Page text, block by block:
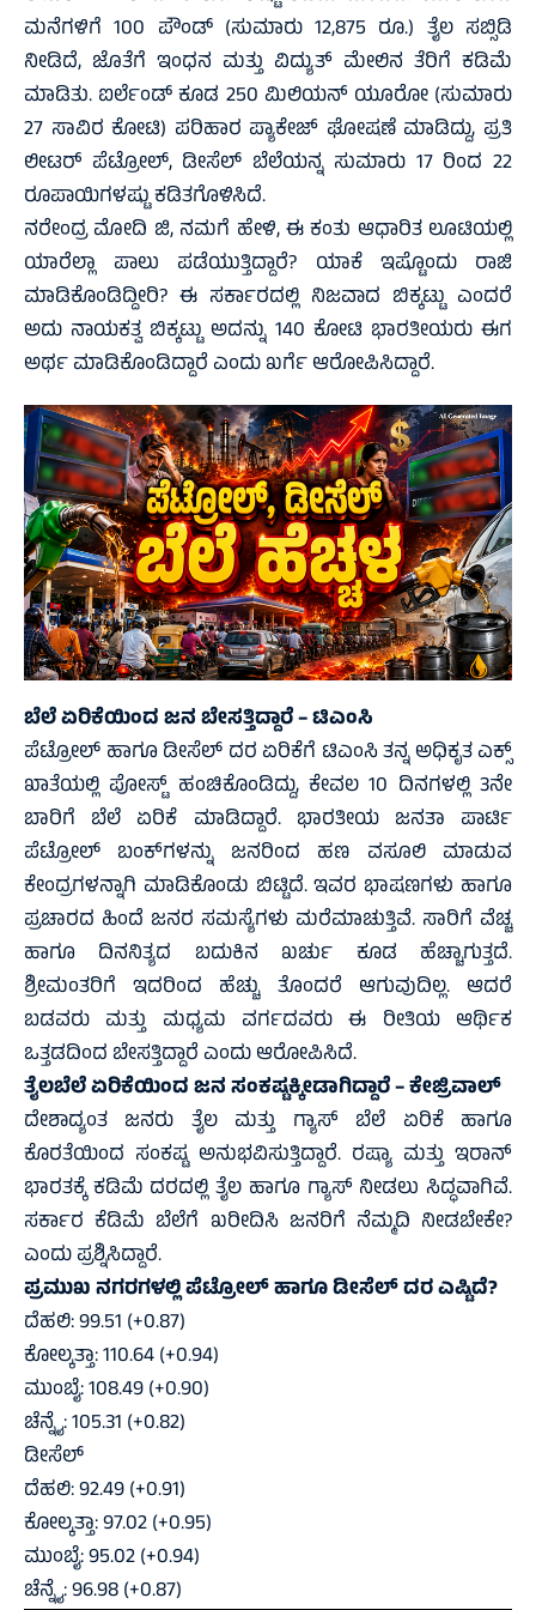
ಮನೆಗಳಿಗೆ 100 ಪೌಂಡ್‌ (ಸುಮಾರು 12,875 ರೂ.) ತೈಲ ಸಬ್ಸಿಡಿ
ನೀಡಿದೆ, ಜೊತೆಗೆ ಇಂಧನ ಮತ್ತು ವಿದ್ಯುತ್ ಮೇಲಿನ ತೆರಿಗೆ ಕಡಿಮೆ
ಮಾಡಿತು. ಐರ್ಲೆಂಡ್‌ ಕೂಡ 250 ಮಿಲಿಯನ್‌ ಯೂರೋ (ಸುಮಾರು
27 ಸಾವಿರ ಕೋಟಿ) ಪರಿಹಾರ ಪ್ಯಾಕೇಜ್‌ ಘೋಷಣೆ ಮಾಡಿದ್ದು, ಪ್ರತಿ
ಲೀಟರ್‌ ಪೆಟ್ರೋಲ್‌, ಡೀಸೆಲ್‌ ಬೆಲೆಯನ್ನ ಸುಮಾರು 17 ರಿಂದ 22
ರೂಪಾಯಿಗಳಷ್ಟು ಕಡಿತಗೊಳಿಸಿದೆ.
ನರೇಂದ್ರ ಮೋದಿ ಜಿ, ನಮಗೆ ಹೇಳಿ, ಈ ಕಂತು ಆಧಾರಿತ ಲೂಟಿಯಲ್ಲಿ
ಯಾರೆಲ್ಲಾ ಪಾಲು ಪಡೆಯುತ್ತಿದ್ದಾರೆ? ಯಾಕೆ ಇಷ್ಟೊಂದು ರಾಜಿ
ಮಾಡಿಕೊಂಡಿದ್ದೀರಿ? ಈ ಸರ್ಕಾರದಲ್ಲಿ ನಿಜವಾದ ಬಿಕ್ಕಟ್ಟು ಎಂದರೆ
ಅದು ನಾಯಕತ್ವ ಬಿಕ್ಕಟ್ಟು ಅದನ್ನು 140 ಕೋಟಿ ಭಾರತೀಯರು ಈಗ
ಅರ್ಥ ಮಾಡಿಕೊಂಡಿದ್ದಾರೆ ಎಂದು ಖರ್ಗೆ ಆರೋಪಿಸಿದ್ದಾರೆ.
ಬೆಲೆ ಏರಿಕೆಯಿಂದ ಜನ ಬೇಸತ್ತಿದ್ದಾರೆ – ಟಿಎಂಸಿ
ಪೆಟ್ರೋಲ್ ಹಾಗೂ ಡೀಸೆಲ್ ದರ ಏರಿಕೆಗೆ ಟಿಎಂಸಿ ತನ್ನ ಅಧಿಕೃತ ಎಕ್ಸ್
ಖಾತೆಯಲ್ಲಿ ಪೋಸ್ಟ್ ಹಂಚಿಕೊಂಡಿದ್ದು, ಕೇವಲ 10 ದಿನಗಳಲ್ಲಿ 3ನೇ
ಬಾರಿಗೆ ಬೆಲೆ ಏರಿಕೆ ಮಾಡಿದ್ದಾರೆ. ಭಾರತೀಯ ಜನತಾ ಪಾರ್ಟಿ
ಪೆಟ್ರೋಲ್ ಬಂಕ್‌ಗಳನ್ನು ಜನರಿಂದ ಹಣ ವಸೂಲಿ ಮಾಡುವ
ಕೇಂದ್ರಗಳನ್ನಾಗಿ ಮಾಡಿಕೊಂಡು ಬಿಟ್ಟಿದೆ. ಇವರ ಭಾಷಣಗಳು ಹಾಗೂ
ಪ್ರಚಾರದ ಹಿಂದೆ ಜನರ ಸಮಸ್ಯೆಗಳು ಮರೆಮಾಚುತ್ತಿವೆ. ಸಾರಿಗೆ ವೆಚ್ಚ
ಹಾಗೂ ದಿನನಿತ್ಯದ ಬದುಕಿನ ಖರ್ಚು ಕೂಡ ಹೆಚ್ಚಾಗುತ್ತದೆ.
ಶ್ರೀಮಂತರಿಗೆ ಇದರಿಂದ ಹೆಚ್ಚು ತೊಂದರೆ ಆಗುವುದಿಲ್ಲ. ಆದರೆ
ಬಡವರು ಮತ್ತು ಮಧ್ಯಮ ವರ್ಗದವರು ಈ ರೀತಿಯ ಆರ್ಥಿಕ
ಒತ್ತಡದಿಂದ ಬೇಸತ್ತಿದ್ದಾರೆ ಎಂದು ಆರೋಪಿಸಿದೆ.
ತೈಲಬೆಲೆ ಏರಿಕೆಯಿಂದ ಜನ ಸಂಕಷ್ಟಕ್ಕೀಡಾಗಿದ್ದಾರೆ – ಕೇಜ್ರಿವಾಲ್
ದೇಶಾದ್ಯಂತ ಜನರು ತೈಲ ಮತ್ತು ಗ್ಯಾಸ್ ಬೆಲೆ ಏರಿಕೆ ಹಾಗೂ
ಕೊರತೆಯಿಂದ ಸಂಕಷ್ಟ ಅನುಭವಿಸುತ್ತಿದ್ದಾರೆ. ರಷ್ಯಾ ಮತ್ತು ಇರಾನ್
ಭಾರತಕ್ಕೆ ಕಡಿಮೆ ದರದಲ್ಲಿ ತೈಲ ಹಾಗೂ ಗ್ಯಾಸ್ ನೀಡಲು ಸಿದ್ಧವಾಗಿವೆ.
ಸರ್ಕಾರ ಕೆಡಿಮೆ ಬೆಲೆಗೆ ಖರೀದಿಸಿ ಜನರಿಗೆ ನೆಮ್ಮದಿ ನೀಡಬೇಕೇ?
ಎಂದು ಪ್ರಶ್ನಿಸಿದ್ದಾರೆ.
ಪ್ರಮುಖ ನಗರಗಳಲ್ಲಿ ಪೆಟ್ರೋಲ್ ಹಾಗೂ ಡೀಸೆಲ್ ದರ ಎಷ್ಟಿದೆ?
ದೆಹಲಿ: 99.51 (+0.87)
ಕೋಲ್ಕತ್ತಾ: 110.64 (+0.94)
ಮುಂಬೈ: 108.49 (+0.90)
ಚೆನ್ನೈ: 105.31 (+0.82)
ಡೀಸೆಲ್
ದೆಹಲಿ: 92.49 (+0.91)
ಕೋಲ್ಕತ್ತಾ: 97.02 (+0.95)
ಮುಂಬೈ: 95.02 (+0.94)
ಚೆನ್ನೈ: 96.98 (+0.87)